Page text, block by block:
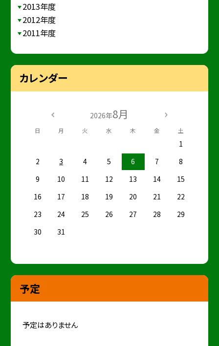
2013年度
2012年度
2011年度
カレンダー
2026年8月
日 月 火 水 木 金 土
1
2
3 4 5 6 7
8
9
10 11 12 13 14
15
16
17 18 19 20 21
22
23
24 25 26 27 28
29
30
31
予定
予定はありません